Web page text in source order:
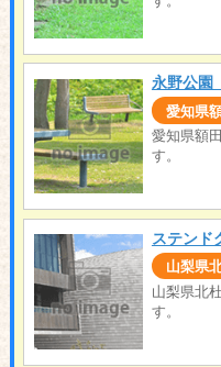
永野公園
愛知県
愛知県額
す。
ステンド
山梨県
山梨県北
す。